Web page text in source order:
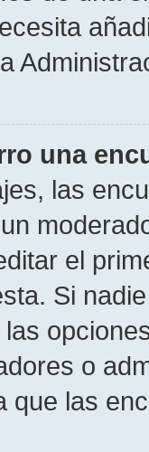
una
las
el
Si
o
que las